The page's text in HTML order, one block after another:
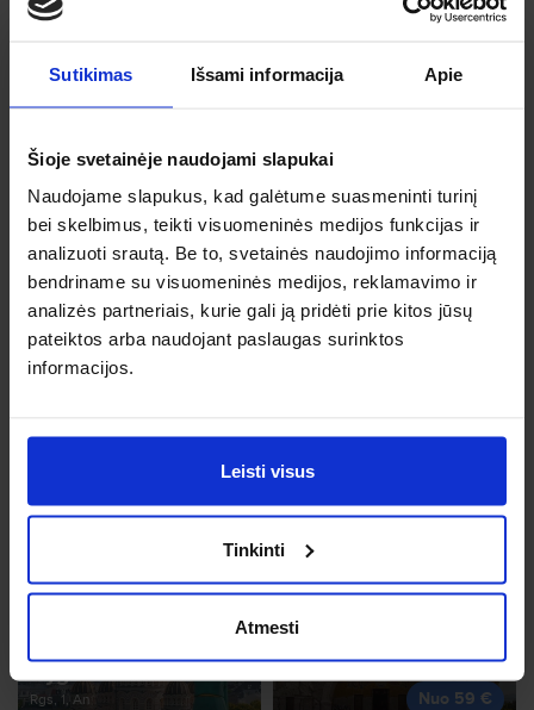
Sutikimas Išsami informacija Apie
Šioje svetainėje naudojami slapukai
Naudojame slapukus, kad galėtume suasmeninti turinį
bei skelbimus, teikti visuomeninės medijos funkcijas ir
analizuoti srautą. Be to, svetainės naudojimo informaciją
bendriname su visuomeninės medijos, reklamavimo ir
analizės partneriais, kurie gali ją pridėti prie kitos jūsų
pateiktos arba naudojant paslaugas surinktos
informacijos.
Leisti visus
Tinkinti
Atmesti
Tirana
Spa, 20, An
Nuo 54 €
Atėnai
Spa, 21, Tr
Nuo 54 €
Ryga
Rgs, 1, An
Podgorica
Spa, 22, Kt
Nuo 59 €